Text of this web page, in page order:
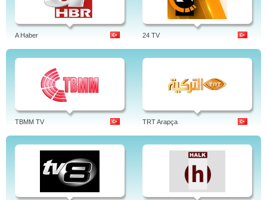
A Haber 24 TV
TBMM TV TRT Arapça